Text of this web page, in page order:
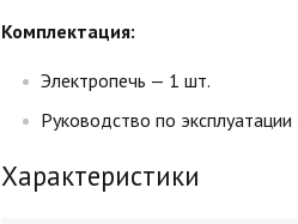
Комплектация:
Электропечь — 1 шт.
Руководство по
Характеристики